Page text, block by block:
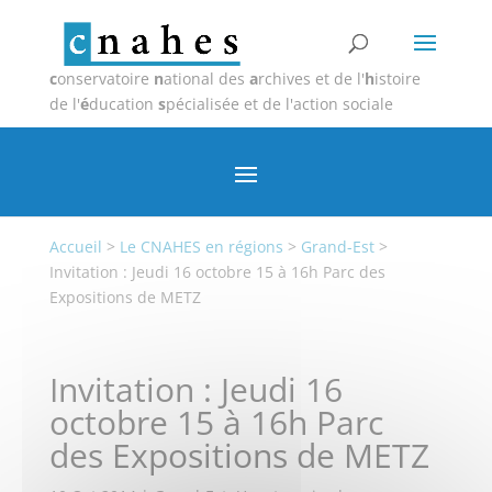
conservatoire national des archives et de l'histoire
de l'éducation spécialisée et de l'action sociale
Accueil > Le CNAHES en régions > Grand-Est>
Invitation : Jeudi 16 octobre 15 à 16h Parc des
Expositions de METZ
Invitation : Jeudi 16
octobre 15 à 16h Parc
des Expositions de METZ